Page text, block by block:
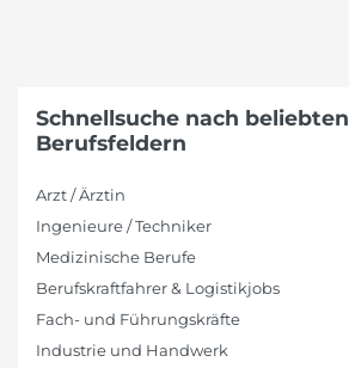
Schnellsuche nach beliebten
Berufsfeldern
Arzt / Ärztin
Ingenieure / Techniker
Medizinische Berufe
Berufskraftfahrer & Logistikjobs
Fach- und Führungskräfte
Industrie und Handwerk